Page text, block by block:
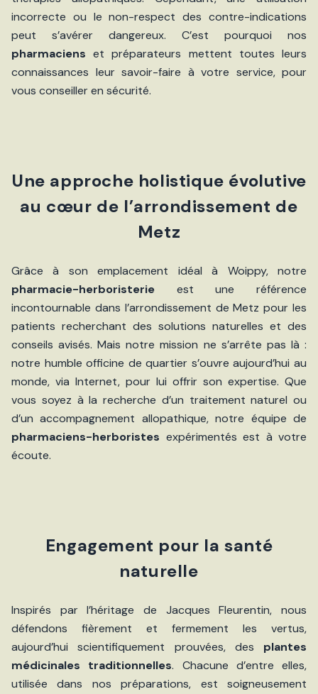
incorrecte ou le non-respect des contre-indications
peut s’avérer dangereux. C’est pourquoi nos
pharmaciens et préparateurs mettent toutes leurs
connaissances leur savoir-faire à votre service, pour
vous conseiller en sécurité.
Une approche holistique évolutive
au cœur de l’arrondissement de
Metz
Grâce à son emplacement idéal à Woippy, notre
pharmacie-herboristerie est une référence
incontournable dans l’arrondissement de Metz pour les
patients recherchant des solutions naturelles et des
conseils avisés. Mais notre mission ne s’arrête pas là :
notre humble officine de quartier s’ouvre aujourd’hui au
monde, via Internet, pour lui offrir son expertise. Que
vous soyez à la recherche d’un traitement naturel ou
d’un accompagnement allopathique, notre équipe de
pharmaciens-herboristes expérimentés est à votre
écoute.
Engagement pour la santé
naturelle
Inspirés par l’héritage de Jacques Fleurentin, nous
défendons fièrement et fermement les vertus,
aujourd’hui scientifiquement prouvées, des plantes
médicinales traditionnelles. Chacune d’entre elles,
utilisée dans nos préparations, est soigneusement